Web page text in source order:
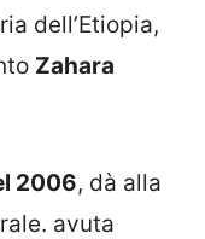
dell’Etiopia,
Zahara
2006, dà alla
avuta